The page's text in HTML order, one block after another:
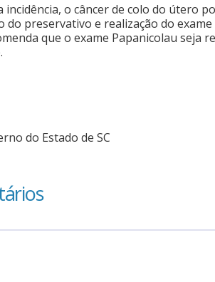
incidência, o câncer de colo do útero
do preservativo e realização do
que o exame Papanicolau seja
do Estado de SC